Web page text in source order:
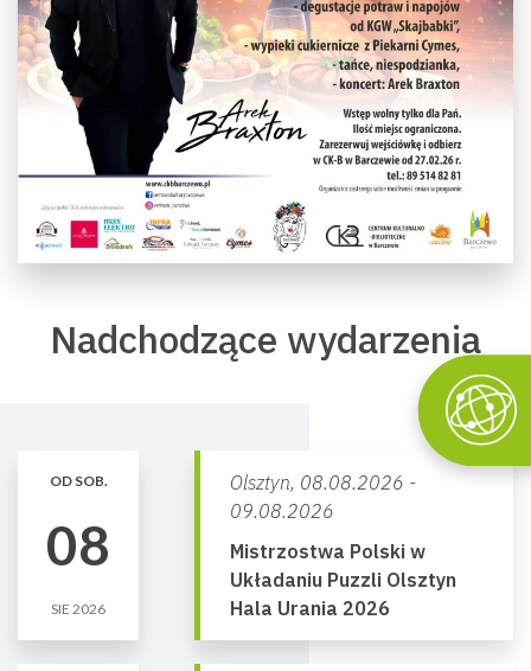
Nadchodzące wydarzenia
OD SOB.
08
SIE 2026
Olsztyn, 08.08.2026 -
09.08.2026
Mistrzostwa Polski w
Układaniu Puzzli Olsztyn
Hala Urania 2026